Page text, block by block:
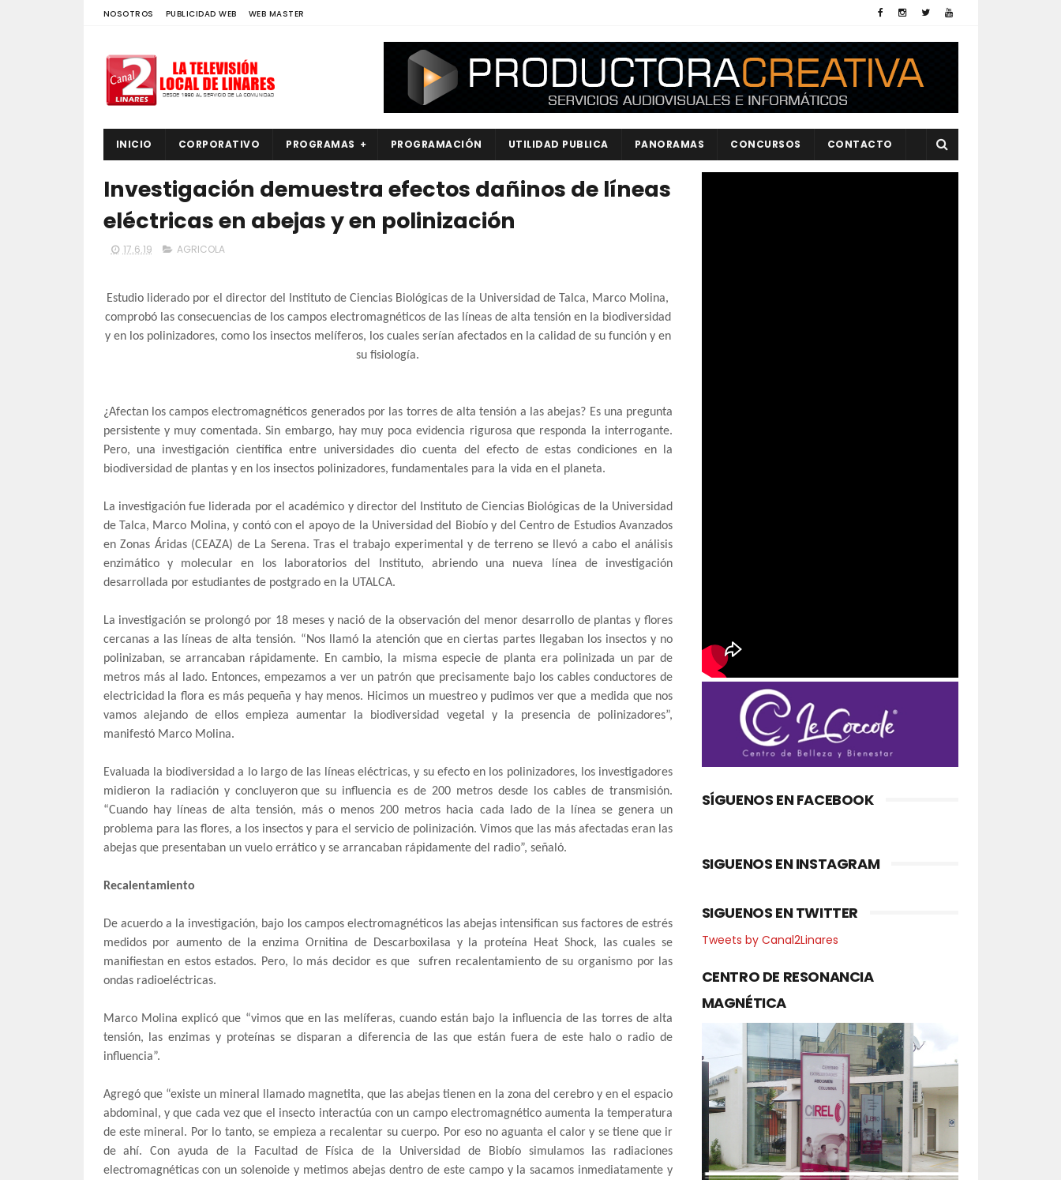
NOSOTROS PUBLICIDAD WEB WEB MASTER
INICIO CORPORATIVO PROGRAMAS PROGRAMACIÓN UTILIDAD PUBLICA PANORAMAS CONCURSOS CONTACTO
Investigación demuestra efectos dañinos de líneas
eléctricas en abejas y en polinización
17.6.19 AGRICOLA
Estudio liderado por el director del Instituto de Ciencias Biológicas de la Universidad de Talca, Marco Molina,
comprobó las consecuencias de los campos electromagnéticos de las líneas de alta tensión en la biodiversidad
y en los polinizadores, como los insectos melíferos, los cuales serían afectados en la calidad de su función y en
su fisiología.
¿Afectan los campos electromagnéticos generados por las torres de alta tensión a las abejas? Es una pregunta
persistente y muy comentada. Sin embargo, hay muy poca evidencia rigurosa que responda la interrogante.
Pero, una investigación científica entre universidades dio cuenta del efecto de estas condiciones en la
biodiversidad de plantas y en los insectos polinizadores, fundamentales para la vida en el planeta.
La investigación fue liderada por el académico y director del Instituto de Ciencias Biológicas de la Universidad
de Talca, Marco Molina, y contó con el apoyo de la Universidad del Biobío y del Centro de Estudios Avanzados
en Zonas Áridas (CEAZA) de La Serena. Tras el trabajo experimental y de terreno se llevó a cabo el análisis
enzimático y molecular en los laboratorios del Instituto, abriendo una nueva línea de investigación
desarrollada por estudiantes de postgrado en la UTALCA.
La investigación se prolongó por 18 meses y nació de la observación del menor desarrollo de plantas y flores
cercanas a las líneas de alta tensión. “Nos llamó la atención que en ciertas partes llegaban los insectos y no
polinizaban, se arrancaban rápidamente. En cambio, la misma especie de planta era polinizada un par de
metros más al lado. Entonces, empezamos a ver un patrón que precisamente bajo los cables conductores de
electricidad la flora es más pequeña y hay menos. Hicimos un muestreo y pudimos ver que a medida que nos
vamos alejando de ellos empieza aumentar la biodiversidad vegetal y la presencia de polinizadores”,
manifestó Marco Molina.
Evaluada la biodiversidad a lo largo de las líneas eléctricas, y su efecto en los polinizadores, los investigadores
midieron la radiación y concluyeron que su influencia es de 200 metros desde los cables de transmisión.
“Cuando hay líneas de alta tensión, más o menos 200 metros hacia cada lado de la línea se genera un
problema para las flores, a los insectos y para el servicio de polinización. Vimos que las más afectadas eran las
abejas que presentaban un vuelo errático y se arrancaban rápidamente del radio”, señaló.
Recalentamiento
De acuerdo a la investigación, bajo los campos electromagnéticos las abejas intensifican sus factores de estrés
medidos por aumento de la enzima Ornitina de Descarboxilasa y la proteína Heat Shock, las cuales se
manifiestan en estos estados. Pero, lo más decidor es que sufren recalentamiento de su organismo por las
ondas radioeléctricas.
Marco Molina explicó que “vimos que en las melíferas, cuando están bajo la influencia de las torres de alta
tensión, las enzimas y proteínas se disparan a diferencia de las que están fuera de este halo o radio de
influencia”.
Agregó que “existe un mineral llamado magnetita, que las abejas tienen en la zona del cerebro y en el espacio
abdominal, y que cada vez que el insecto interactúa con un campo electromagnético aumenta la temperatura
de este mineral. Por lo tanto, se empieza a recalentar su cuerpo. Por eso no aguanta el calor y se tiene que ir
de ahí. Con ayuda de la Facultad de Física de la Universidad de Biobío simulamos las radiaciones
electromagnéticas con un solenoide y metimos abejas dentro de este campo y la sacamos inmediatamente y
SÍGUENOS EN FACEBOOK
SIGUENOS EN INSTAGRAM
SIGUENOS EN TWITTER
Tweets by Canal2Linares
CENTRO DE RESONANCIA
MAGNÉTICA